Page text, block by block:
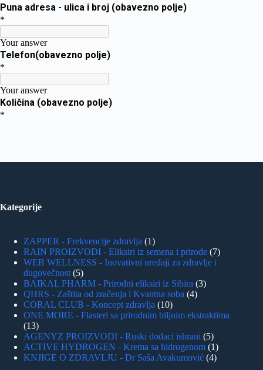
Kategorije
ZAPPER - Frekvencije zdravlja
1
RAIN PROIZVODI - Eliksiri iz semena i prirode 7
WEB WELLNESS - Inovativni uređaji za zdravlje i
dugovečnost 5
BAIKAL PHARM - Prirodni eliksiri iz Sibira 3
QHRS - Zaštita od zračenja i Kvantna soba 4
CORAL CLUB - Koncept zdravlja
10
ONE MORE - Flasteri sa prirodnim biljnim ekstraktima
13
AGENYZ PROIZVODI - Ruski dodaci ishrani
5
ACTIVE HYDROGEN - Krema sa hidrogenom 1
KNJIGE O ZDRAVLJU - Dr Saša Avakumović 4